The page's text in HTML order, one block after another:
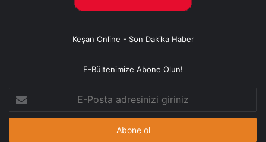
Keşan Online - Son Dakika Haber
E-Bültenimize Abone Olun!
Posta
adresinizi